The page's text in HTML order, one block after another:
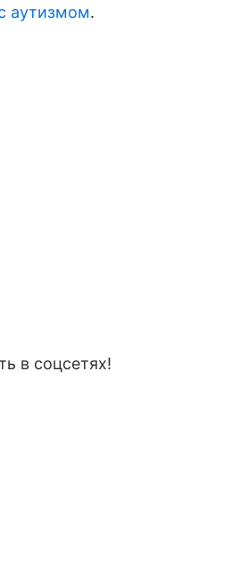
аутизмом.
в соцсетях!